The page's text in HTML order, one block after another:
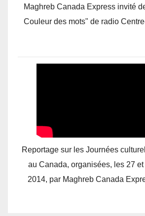
Maghreb Canada Express invité
Couleur des mots" de radio
Reportage sur les Journées
au Canada, organisées, les 27
2014, par Maghreb Canada